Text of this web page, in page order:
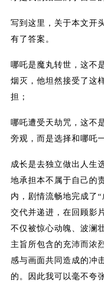
写到这里，关于本文开
有了答案。
哪吒是魔丸转世，这不
烟灭，他坦然接受了这
担；
哪吒遭受天劫咒，这不
旁观，而是选择和哪吒
成长是去独立做出人生
地承担本不属于自己的
内，剧情流畅地完成了
交代并递进，在回顾影
不仅被惊心动魄、波澜
主旨所包含的充沛而浓
感与画面共同造成的冲
的。因此我可以毫不夸